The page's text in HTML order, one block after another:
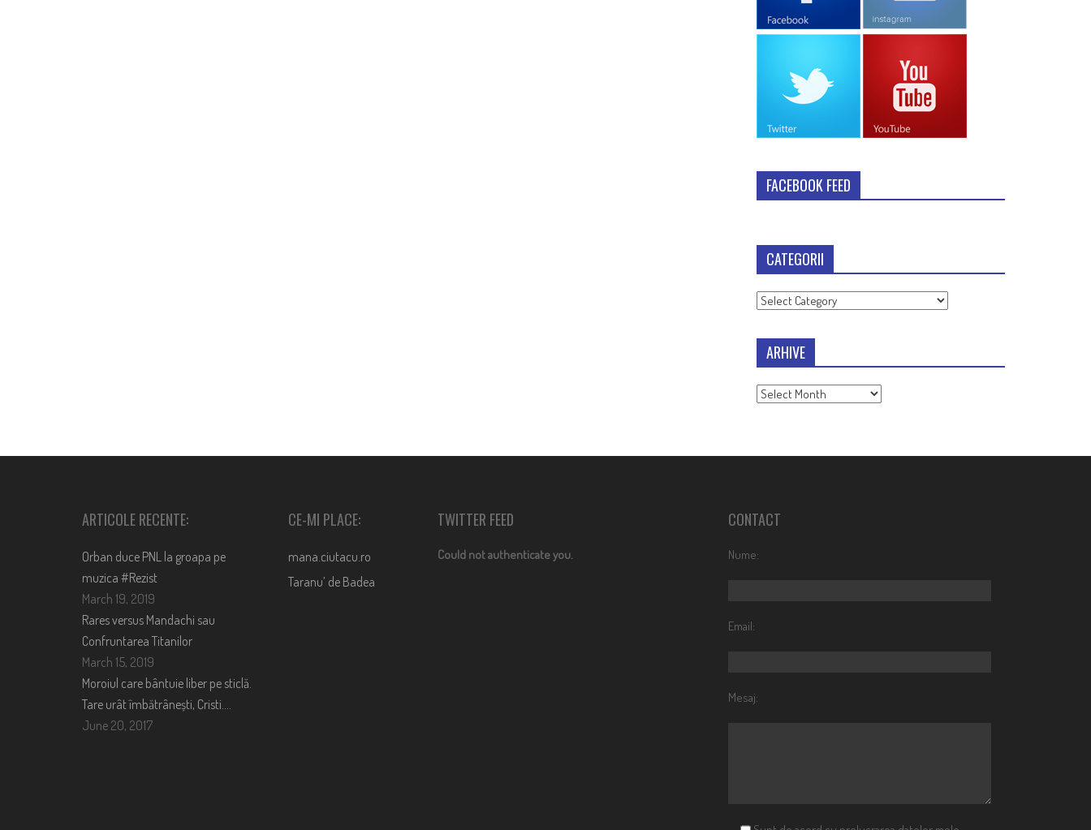
FACEBOOK FEED
CATEGORII
Categorii
ARHIVE
Arhive
ARTICOLE RECENTE:
Orban duce PNL la groapa pe
muzica #Rezist
March 19, 2019
Rares versus Mandachi sau
Confruntarea Titanilor
March 15, 2019
Moroiul care bântuie liber pe sticlă.
Tare urât îmbătrânești, Cristi….
June 20, 2017
CE-MI PLACE:
mana.ciutacu.ro
Taranu’ de Badea
TWITTER FEED
Could not authenticate you.
CONTACT
Nume:
Email:
Mesaj: